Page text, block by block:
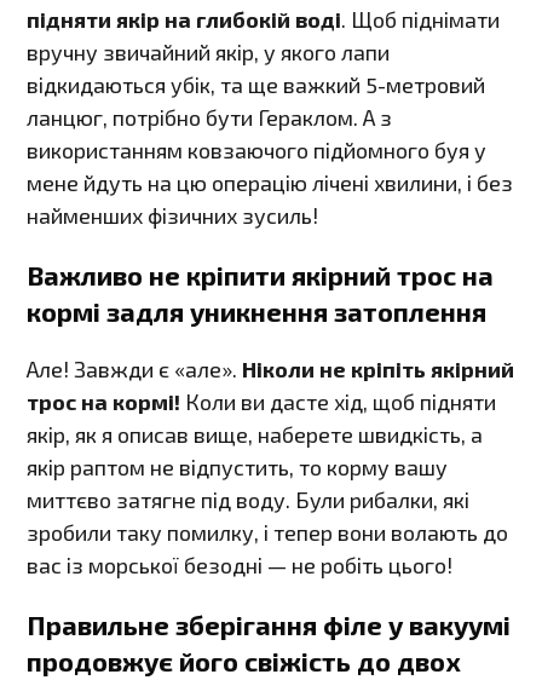
підняти якір на глибокій воді. Щоб піднімати
вручну звичайний якір, у якого лапи
відкидаються убік, та ще важкий 5-метровий
ланцюг, потрібно бути Гераклом. А з
використанням ковзаючого підйомного буя у
мене йдуть на цю операцію лічені хвилини, і без
найменших фізичних зусиль!
Важливо не кріпити якірний трос на
кормі задля уникнення затоплення
Але! Завжди є «але». Ніколи не кріпіть якірний
трос на кормі! Коли ви дасте хід, щоб підняти
якір, як я описав вище, наберете швидкість, а
якір раптом не відпустить, то корму вашу
миттєво затягне під воду. Були рибалки, які
зробили таку помилку, і тепер вони волають до
вас із морської безодні — не робіть цього!
Правильне зберігання філе у вакуумі
продовжує його свіжість до двох